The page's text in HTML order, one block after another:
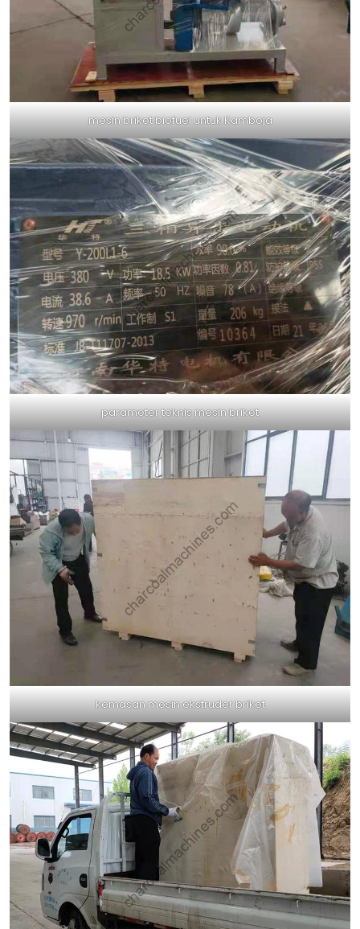
mesin briket biofuel untuk Kamboja
parameter teknis mesin briket
kemasan mesin ekstruder briket